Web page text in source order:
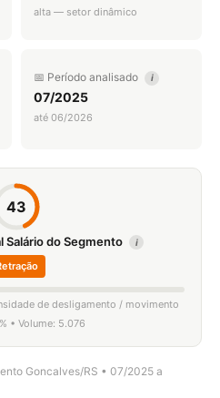
alta — setor dinâmico
📅 Período analisado i
07/2025
até 06/2026
43
Salário do Segmento i
de desligamento / movimento
• Volume: 5.076
Goncalves/RS • 07/2025 a